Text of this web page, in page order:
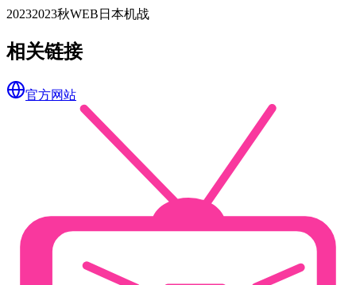
20232023秋WEB 日本机战
相关链接
官方网站